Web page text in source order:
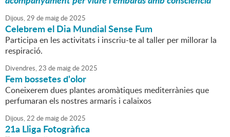
Dijous,29 de maigde2025
Celebrem el Dia Mundial Sense Fum
Participa en les activitats i inscriu-te al taller per millorar la
respiració.
Divendres,23 de maigde2025
Fem bossetes d'olor
Coneixerem dues plantes aromàtiques mediterrànies que
perfumaran els nostres armaris i calaixos
Dijous,22 de maigde2025
21a Lliga Fotogràfica